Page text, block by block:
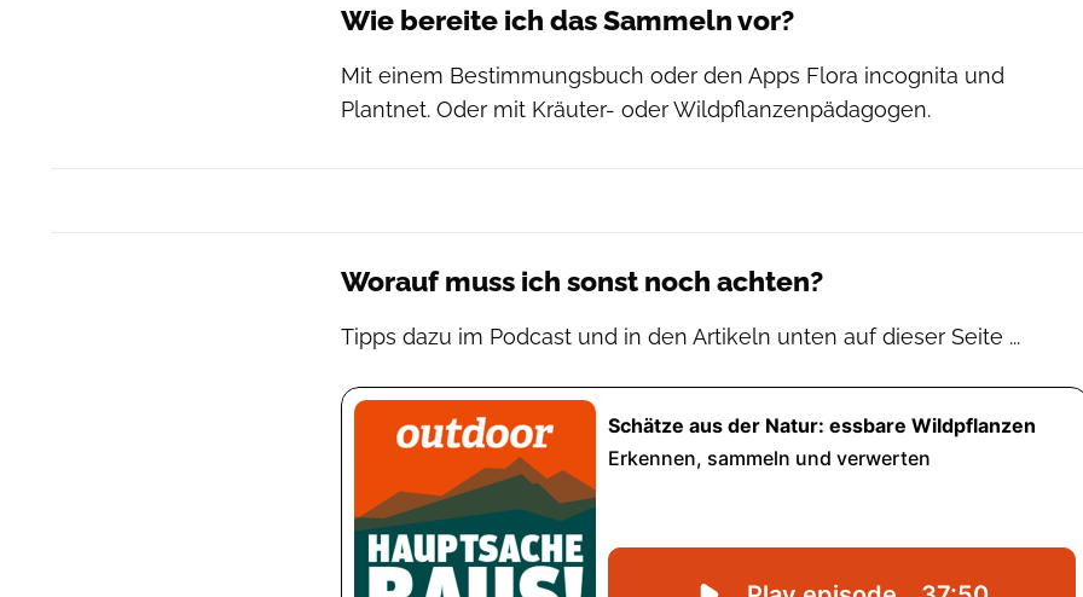
Wie bereite ich das Sammeln vor?
Mit einem Bestimmungsbuch oder den Apps Flora incognita und
Plantnet. Oder mit Kräuter- oder Wildpflanzenpädagogen.
Worauf muss ich sonst noch achten?
Tipps dazu im Podcast und in den Artikeln unten auf dieser Seite ...